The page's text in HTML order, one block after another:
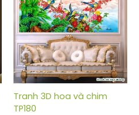
Tranh 3D hoa và chim
TP180